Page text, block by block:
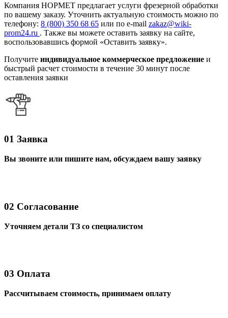
Компания НОРМЕТ предлагает услуги фрезерной обработки
по вашему заказу. Уточнить актуальную стоимость можно по
телефону: 8 (800) 350 68 65 или по e-mail zakaz@wiki-
prom24.ru . Также вы можете оставить заявку на сайте,
воспользовавшись формой «Оставить заявку».
Получите индивидуальное коммерческое предложение и
быстрый расчет стоимости в течение 30 минут после
оставления заявки
01 Заявка
Вы звоните или пишите нам, обсуждаем вашу заявку
02 Согласование
Уточняем детали ТЗ со специалистом
03 Оплата
Рассчитываем стоимость, принимаем оплату